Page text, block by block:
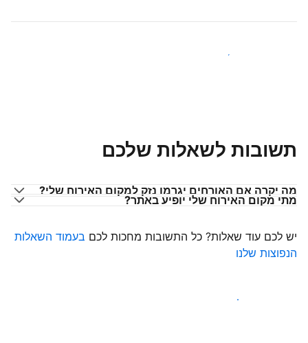
הצטרפו למארחים כמוכם
תשובות לשאלות שלכם
מה יקרה אם האורחים יגרמו נזק למקום האירוח שלי?
מתי מקום האירוח שלי יופיע באתר?
יש לכם עוד שאלות? כל התשובות מחכות לכם בעמוד השאלות
הנפוצות שלנו
התחילו לקבל אורחים